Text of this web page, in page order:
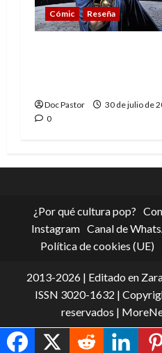
Cómic Reseña
Doc Pastor
30 de julio de
0
¿Por qué cultura pop?
Instagram Canal de
Política de cookies (UE)
2013-2026 | Editado en
ISSN 3020-1632 |
reservados |